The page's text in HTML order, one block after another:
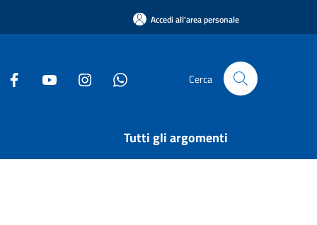
Accedi all'area personale
Cerca
Tutti gli argomenti